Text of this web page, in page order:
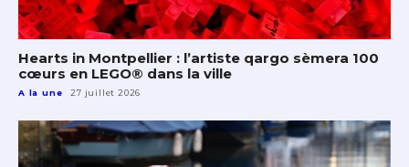
Hearts in Montpellier : l’artiste qargo sèmera 100
cœurs en LEGO® dans la ville
A la une 27 juillet 2026